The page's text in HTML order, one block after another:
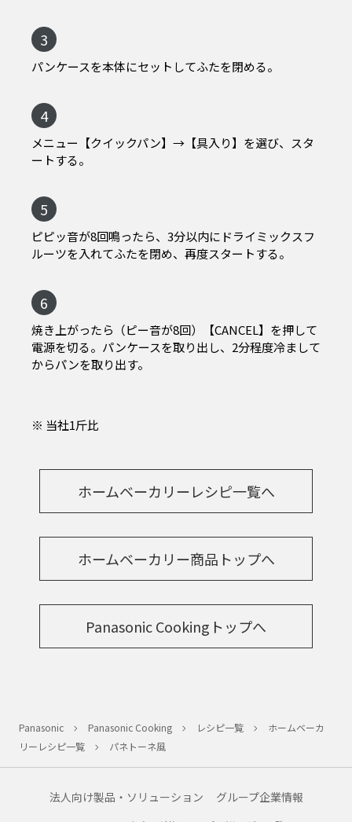
3
パンケースを本体にセットしてふたを閉める。
4
メニュー【クイックパン】→【具入り】を選び、スタ
ートする。
5
ピピッ音が8回鳴ったら、3分以内にドライミックスフ
ルーツを入れてふたを閉め、再度スタートする。
6
焼き上がったら（ピー音が8回）【CANCEL】を押して
電源を切る。パンケースを取り出し、2分程度冷まして
からパンを取り出す。
※ 当社1斤比
ホームベーカリーレシピ一覧へ
ホームベーカリー商品トップへ
Panasonic Cookingトップへ
Panasonic Panasonic Cooking レシピ一覧
ホームベーカ
リーレシピ一覧
パネトーネ風
法人向け製品・ソリューション グループ企業情報